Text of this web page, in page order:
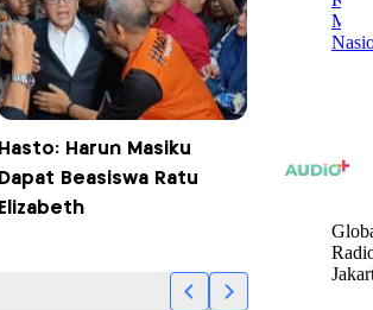
Hasto: Harun Masiku
Dapat Beasiswa Ratu
Elizabeth